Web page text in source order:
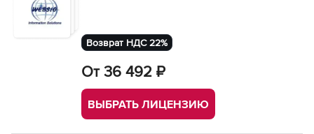
Возврат НДС 22%
От 36 492 ₽
ВЫБРАТЬ ЛИЦЕНЗИЮ